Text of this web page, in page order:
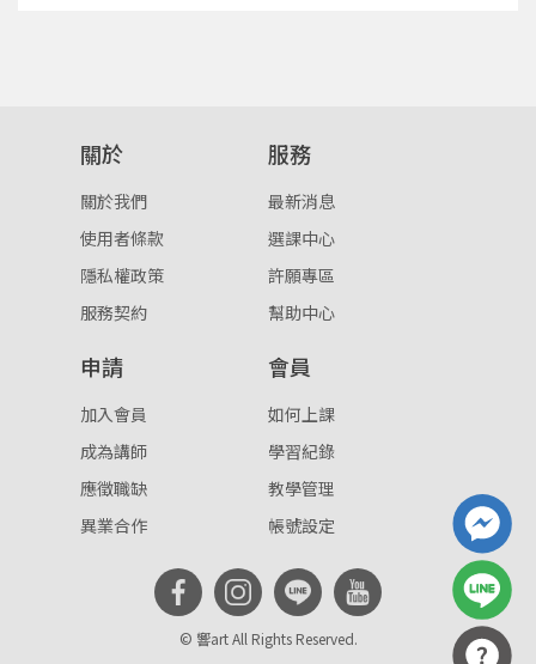
或
註冊
按下註冊即代表你同意我們的 使用者條款
。
重設密碼
關於
關於我們
使用者條款
隱私權政策
服務契約
服務
最新消息
選課中心
許願專區
幫助中心
申請
加入會員
成為講師
應徵職缺
異業合作
會員
如何上課
學習紀錄
教學管理
帳號設定
© 響art All Rights Reserved.